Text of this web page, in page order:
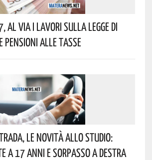
Al Via I Lavori Sulla Legge Di
Pensioni Alle Tasse
Le Novità Allo Studio:
A 17 Anni E Sorpasso A Destra